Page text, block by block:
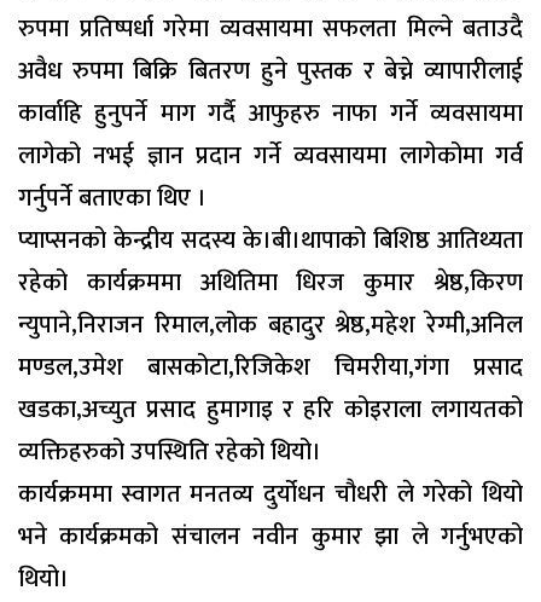
रुपमा प्रतिष्पर्धा गरेमा व्यवसायमा सफलता मिल्ने बताउदै
अवैध रुपमा बिक्रि बितरण हुने पुस्तक र बेच्ने व्यापारीलाई
कार्वाहि हुनुपर्ने माग गर्दै आफुहरु नाफा गर्ने व्यवसायमा
लागेको नभई ज्ञान प्रदान गर्ने व्यवसायमा लागेकोमा गर्व
गर्नुपर्ने बताएका थिए ।
प्याप्सनको केन्द्रीय सदस्य के।बी।थापाको बिशिष्ठ आतिथ्यता
रहेको कार्यक्रममा अथितिमा धिरज कुमार श्रेष्ठ,किरण
न्युपाने,निराजन रिमाल,लोक बहादुर श्रेष्ठ,महेश रेग्मी,अनिल
मण्डल,उमेश बासकोटा,रिजिकेश चिमरीया,गंगा प्रसाद
खडका,अच्युत प्रसाद हुमागाइ र हरि कोइराला लगायतको
व्यक्तिहरुको उपस्थिति रहेको थियो।
कार्यक्रममा स्वागत मनतव्य दुर्योधन चौधरी ले गरेको थियो
भने कार्यक्रमको संचालन नवीन कुमार झा ले गर्नुभएको
थियो।